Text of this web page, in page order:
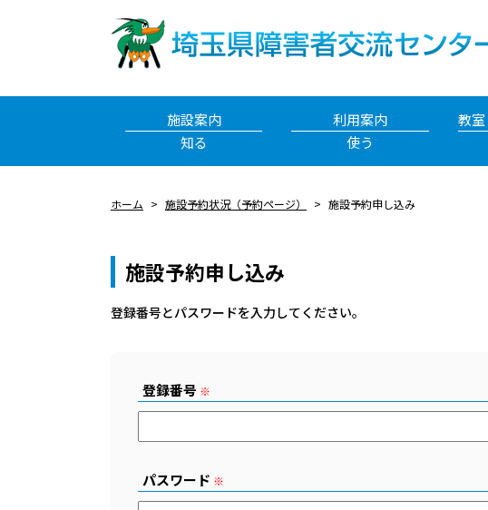
施設案内
知る
利用案内
使う
教
ホーム 施設予約状況（予約ページ） 施設予約申し込み
施設予約申し込み
登録番号とパスワードを⼊⼒してください。
登録番号 ※
パスワード ※